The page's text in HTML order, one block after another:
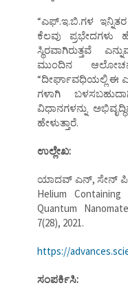
“ಎಫ್.ಇ.ಬಿ.ಗಳ
ಕೆಲವು ಪ್ರಭೇದಗಳು
ಸ್ಥಿರವಾಗಿರುತ್ತವೆ
ಮುಂದಿನ
“ದೀರ್ಘಾವಧಿಯಲ್ಲಿ ಈ
ಗಳಾಗಿ
ವಿಧಾನಗಳನ್ನು
ಹೇಳುತ್ತಾರೆ.
ಉಲ್ಲೇಖ:
ಯಾದವ್ ಎನ್, ಸೇನ್ ಪಿ,
Helium
Quantum
7(28), 2021.
https://
ಸಂಪರ್ಕಿಸಿ: